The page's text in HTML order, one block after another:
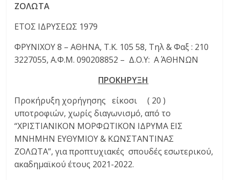
ΖΟΛΩΤΑ
ΕΤΟΣ ΙΔΡΥΣΕΩΣ 1979
ΦΡΥΝΙΧΟΥ 8 – ΑΘΗΝΑ, Τ.Κ. 105 58, Τηλ & Φαξ : 210
3227055, Α.Φ.Μ. 090208852 – Δ.Ο.Υ: Α΄ ΑΘΗΝΩΝ
ΠΡΟΚΗΡΥΞΗ
Προκήρυξη χορήγησης είκοσι ( 20 )
υποτροφιών, χωρίς διαγωνισμό, από το
“ΧΡΙΣΤΙΑΝΙΚΟΝ ΜΟΡΦΩΤΙΚΟΝ ΙΔΡΥΜΑ ΕΙΣ
ΜΝΗΜΗΝ ΕΥΘΥΜΙΟΥ & ΚΩΝΣΤΑΝΤΙΝΑΣ
ΖΟΛΩΤΑ”, για προπτυχιακές σπουδές εσωτερικού,
ακαδημαϊκού έτους 2021-2022.